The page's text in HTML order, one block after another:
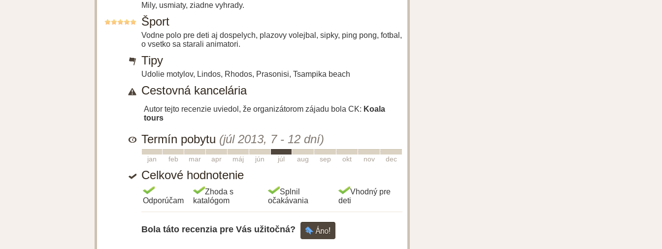
Mily, usmiaty, ziadne vyhrady.
Šport
Vodne polo pre deti aj dospelych, plazovy volejbal, sipky, ping pong, fotbal,
o vsetko sa starali animatori.
Tipy
Udolie motylov, Lindos, Rhodos, Prasonisi, Tsampika beach
Cestovná kancelária
Autor tejto recenzie uviedol, že organizátorom zájadu bola CK: Koala
tours
Termín pobytu (júl 2013, 7 - 12 dní)
jan feb mar apr máj jún júl aug sep okt nov dec
Celkové hodnotenie
Odporúčam
Zhoda s
katalógom
Splnil
očakávania
Vhodný pre
deti
Bola táto recenzia pre Vás užitočná?